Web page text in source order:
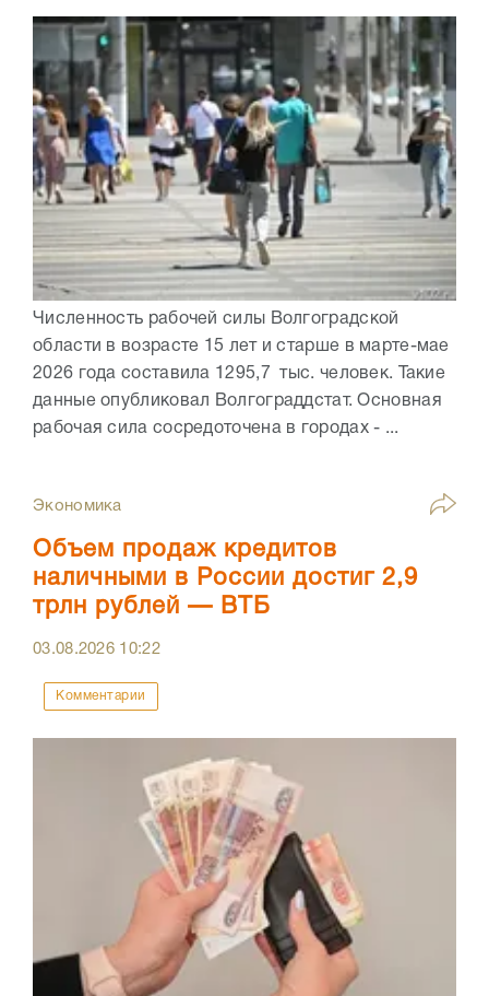
Численность рабочей силы Волгоградской
области в возрасте 15 лет и старше в марте-мае
2026 года составила 1295,7 тыс. человек. Такие
данные опубликовал Волгограддстат. Основная
рабочая сила сосредоточена в городах - ...
Экономика
Объем продаж кредитов
наличными в России достиг 2,9
трлн рублей — ВТБ
03.08.2026 10:22
Комментарии